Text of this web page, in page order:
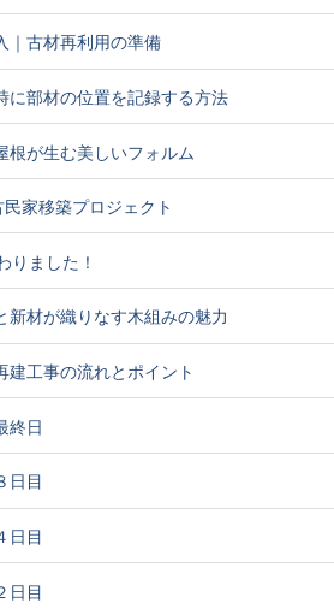
｜古材再利用の準備
に部材の位置を記録する方法
根が生む美しいフォルム
家移築プロジェクト
りました！
材が織りなす木組みの魅力
工事の流れとポイント
終日
日目
日目
日目